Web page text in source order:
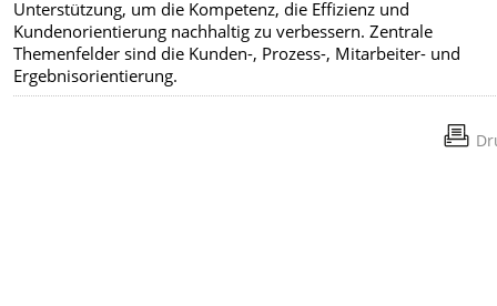
Unterstützung, um die Kompetenz, die Effizienz und
Kundenorientierung nachhaltig zu verbessern. Zentrale
Themenfelder sind die Kunden-, Prozess-, Mitarbeiter- und
Ergebnisorientierung.